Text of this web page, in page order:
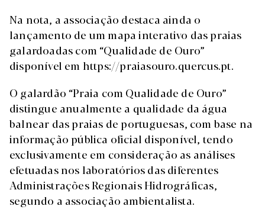
Na nota, a associação destaca ainda o
lançamento de um mapa interativo das praias
galardoadas com “Qualidade de Ouro”
disponível em https://praiasouro.quercus.pt.
O galardão “Praia com Qualidade de Ouro”
distingue anualmente a qualidade da água
balnear das praias de portuguesas, com base na
informação pública oficial disponível, tendo
exclusivamente em consideração as análises
efetuadas nos laboratórios das diferentes
Administrações Regionais Hidrográficas,
segundo a associação ambientalista.